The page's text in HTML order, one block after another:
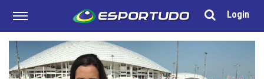
Login